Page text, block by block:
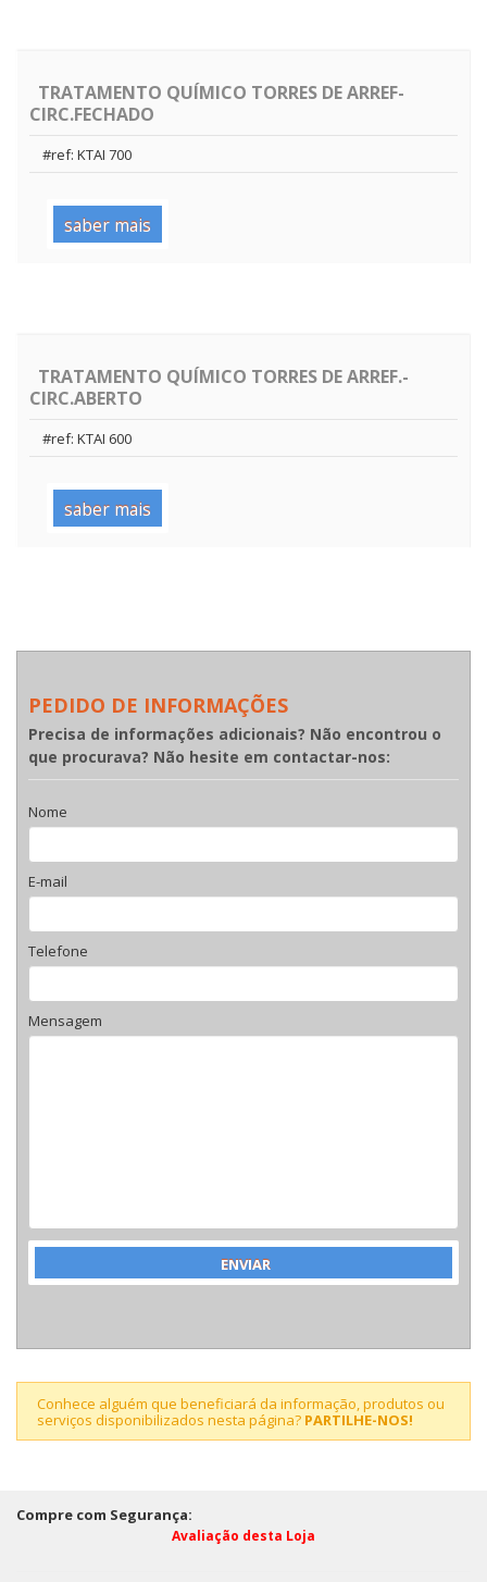
TRATAMENTO QUÍMICO TORRES DE ARREF-
CIRC.FECHADO
#ref: KTAI 700
saber mais
TRATAMENTO QUÍMICO TORRES DE ARREF.-
CIRC.ABERTO
#ref: KTAI 600
saber mais
PEDIDO DE INFORMAÇÕES
Precisa de informações adicionais? Não encontrou o
que procurava? Não hesite em contactar-nos:
Nome
E-mail
Telefone
Mensagem
Conhece alguém que beneficiará da informação, produtos ou
serviços disponibilizados nesta página? PARTILHE-NOS!
Compre com Segurança:
Avaliação desta Loja